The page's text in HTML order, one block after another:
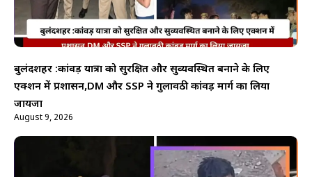
बुलंदशहर :कांवड़ यात्रा को सुरक्षित और सुव्यवस्थित बनाने के लिए
एक्शन में प्रशासन,DM और SSP ने गुलावठी कांवड़ मार्ग का लिया
जायजा
August 9, 2026